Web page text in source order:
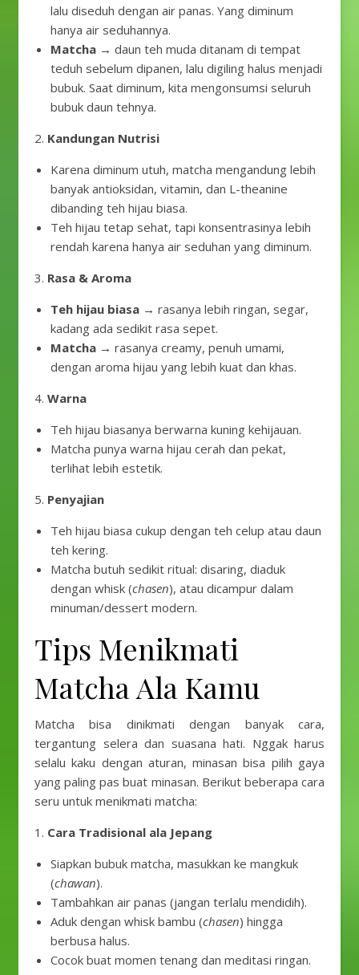
lalu diseduh dengan air panas. Yang diminum
hanya air seduhannya.
Matcha → daun teh muda ditanam di tempat
teduh sebelum dipanen, lalu digiling halus menjadi
bubuk. Saat diminum, kita mengonsumsi seluruh
bubuk daun tehnya.
2. Kandungan Nutrisi
Karena diminum utuh, matcha mengandung lebih
banyak antioksidan, vitamin, dan L-theanine
dibanding teh hijau biasa.
Teh hijau tetap sehat, tapi konsentrasinya lebih
rendah karena hanya air seduhan yang diminum.
3. Rasa & Aroma
Teh hijau biasa → rasanya lebih ringan, segar,
kadang ada sedikit rasa sepet.
Matcha → rasanya creamy, penuh umami,
dengan aroma hijau yang lebih kuat dan khas.
4. Warna
Teh hijau biasanya berwarna kuning kehijauan.
Matcha punya warna hijau cerah dan pekat,
terlihat lebih estetik.
5. Penyajian
Teh hijau biasa cukup dengan teh celup atau daun
teh kering.
Matcha butuh sedikit ritual: disaring, diaduk
dengan whisk (chasen), atau dicampur dalam
minuman/dessert modern.
Tips Menikmati
Matcha Ala Kamu
Matcha bisa dinikmati dengan banyak cara,
tergantung selera dan suasana hati. Nggak harus
selalu kaku dengan aturan, minasan bisa pilih gaya
yang paling pas buat minasan. Berikut beberapa cara
seru untuk menikmati matcha:
1. Cara Tradisional ala Jepang
Siapkan bubuk matcha, masukkan ke mangkuk
(chawan).
Tambahkan air panas (jangan terlalu mendidih).
Aduk dengan whisk bambu (chasen) hingga
berbusa halus.
Cocok buat momen tenang dan meditasi ringan.